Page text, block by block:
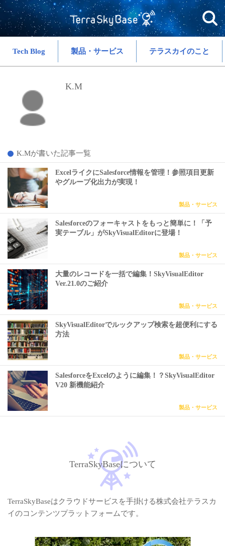
Tech Blog 製品・サービス テラスカイのこと
K.M
K.Mが書いた記事一覧
ExcelライクにSalesforce情報を管理！参照項目更新
やグループ化出力が実現！
製品・サービス
Salesforceのフォーキャストをもっと簡単に！「予
実テーブル」がSkyVisualEditorに登場！
製品・サービス
大量のレコードを一括で編集！SkyVisualEditor
Ver.21.0のご紹介
製品・サービス
SkyVisualEditorでルックアップ検索を超便利にする
方法
製品・サービス
SalesforceをExcelのように編集！？SkyVisualEditor
V20 新機能紹介
製品・サービス
TerraSkyBaseについて
TerraSkyBaseはクラウドサービスを手掛ける株式会社テラスカ
イのコンテンツプラットフォームです。